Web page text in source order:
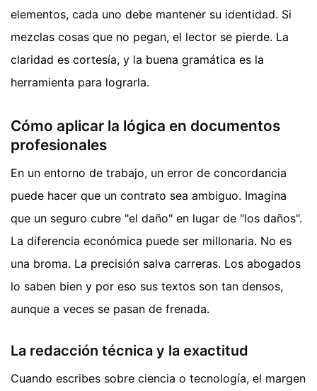
elementos, cada uno debe mantener su identidad. Si
mezclas cosas que no pegan, el lector se pierde. La
claridad es cortesía, y la buena gramática es la
herramienta para lograrla.
Cómo aplicar la lógica en documentos
profesionales
En un entorno de trabajo, un error de concordancia
puede hacer que un contrato sea ambiguo. Imagina
que un seguro cubre "el daño" en lugar de "los daños".
La diferencia económica puede ser millonaria. No es
una broma. La precisión salva carreras. Los abogados
lo saben bien y por eso sus textos son tan densos,
aunque a veces se pasan de frenada.
La redacción técnica y la exactitud
Cuando escribes sobre ciencia o tecnología, el margen